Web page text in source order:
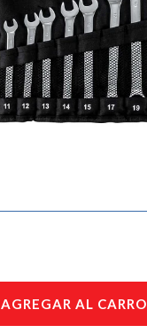
AGREGAR AL CARRO